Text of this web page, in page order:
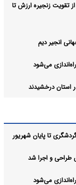
تقویت زنجیره ارزش تا
انجیر دیم
می‌شود
گردشگری تا پایان شهریور
طراحی و اجرا شد
می‌شود